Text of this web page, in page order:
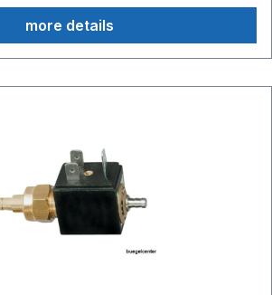
TN-UNI EN12165-
aus Edelstahl4. Wasserausgang
bis Ø 6,2mm5. Dichtung fester
Wärmeklasse der Spule Classe
more details